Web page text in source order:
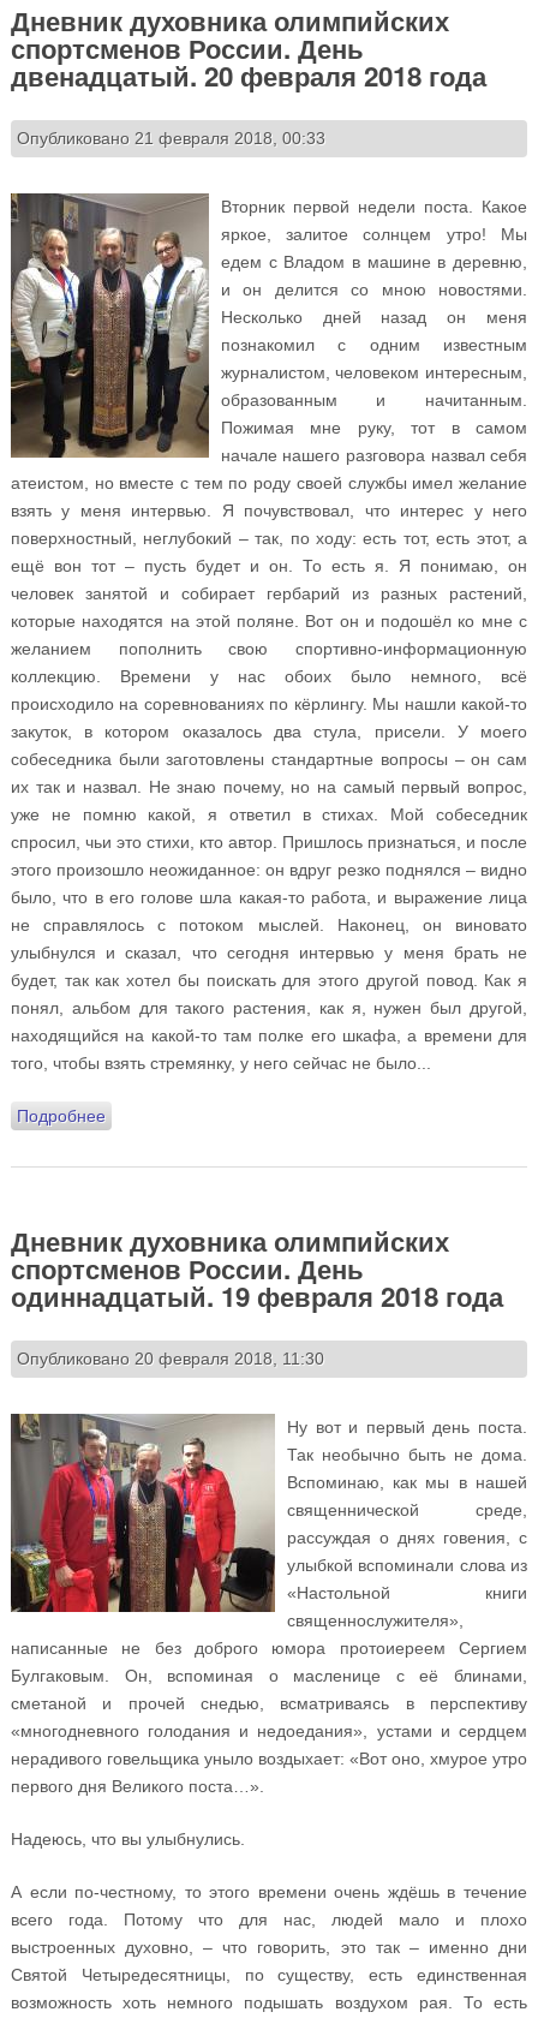
Дневник духовника олимпийских
спортсменов России. День
двенадцатый. 20 февраля 2018 года
Опубликовано 21 февраля 2018, 00:33
Вторник первой недели поста. Какое
яркое, залитое солнцем утро! Мы
едем с Владом в машине в деревню,
и он делится со мною новостями.
Несколько дней назад он меня
познакомил с одним известным
журналистом, человеком интересным,
образованным и начитанным.
Пожимая мне руку, тот в самом
начале нашего разговора назвал себя
атеистом, но вместе с тем по роду своей службы имел желание
взять у меня интервью. Я почувствовал, что интерес у него
поверхностный, неглубокий – так, по ходу: есть тот, есть этот, а
ещё вон тот – пусть будет и он. То есть я. Я понимаю, он
человек занятой и собирает гербарий из разных растений,
которые находятся на этой поляне. Вот он и подошёл ко мне с
желанием пополнить свою спортивно-информационную
коллекцию. Времени у нас обоих было немного, всё
происходило на соревнованиях по кёрлингу. Мы нашли какой-то
закуток, в котором оказалось два стула, присели. У моего
собеседника были заготовлены стандартные вопросы – он сам
их так и назвал. Не знаю почему, но на самый первый вопрос,
уже не помню какой, я ответил в стихах. Мой собеседник
спросил, чьи это стихи, кто автор. Пришлось признаться, и после
этого произошло неожиданное: он вдруг резко поднялся – видно
было, что в его голове шла какая-то работа, и выражение лица
не справлялось с потоком мыслей. Наконец, он виновато
улыбнулся и сказал, что сегодня интервью у меня брать не
будет, так как хотел бы поискать для этого другой повод. Как я
понял, альбом для такого растения, как я, нужен был другой,
находящийся на какой-то там полке его шкафа, а времени для
того, чтобы взять стремянку, у него сейчас не было...
Подробнеео Дневник духовника олимпийских спортсменов
Дневник духовника олимпийских
спортсменов России. День
одиннадцатый. 19 февраля 2018 года
Опубликовано 20 февраля 2018, 11:30
Ну вот и первый день поста.
Так необычно быть не дома.
Вспоминаю, как мы в нашей
священнической среде,
рассуждая о днях говения, с
улыбкой вспоминали слова из
«Настольной книги
священнослужителя»,
написанные не без доброго юмора протоиереем Сергием
Булгаковым. Он, вспоминая о масленице с её блинами,
сметаной и прочей снедью, всматриваясь в перспективу
«многодневного голодания и недоедания», устами и сердцем
нерадивого говельщика уныло воздыхает: «Вот оно, хмурое утро
первого дня Великого поста…».
Надеюсь, что вы улыбнулись.
А если по-честному, то этого времени очень ждёшь в течение
всего года. Потому что для нас, людей мало и плохо
выстроенных духовно, – что говорить, это так – именно дни
Святой Четыредесятницы, по существу, есть единственная
возможность хоть немного подышать воздухом рая. То есть